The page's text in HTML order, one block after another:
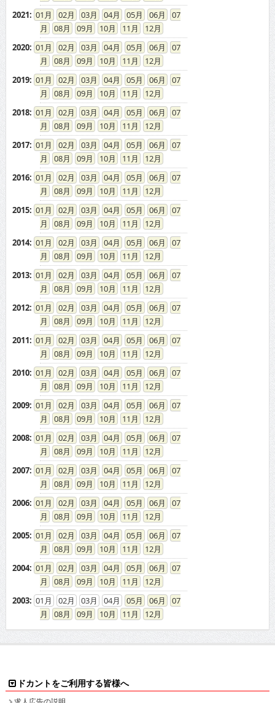
2021: 01 02 03 04 05 06
07
08
09 10 11
12
2020: 01 02 03 04 05 06
07
08
09 10 11
12
2019: 01 02 03 04 05 06
07
08
09 10 11
12
2018: 01 02 03 04 05 06
07
08
09 10 11
12
2017: 01 02 03 04 05 06
07
08
09 10 11
12
2016: 01 02 03 04 05 06
07
08
09 10 11
12
2015: 01 02 03 04 05 06
07
08
09 10 11
12
2014: 01 02 03 04 05 06
07
08
09 10 11
12
2013: 01 02 03 04 05 06
07
08
09 10 11
12
2012: 01 02 03 04 05 06
07
08
09 10 11
12
2011: 01 02 03 04 05 06
07
08
09 10 11
12
2010: 01 02 03 04 05 06
07
08
09 10 11
12
2009: 01 02 03 04 05 06
07
08
09 10 11
12
2008: 01 02 03 04 05 06
07
08
09 10 11
12
2007: 01 02 03 04 05 06
07
08
09 10 11
12
2006: 01 02 03 04 05 06
07
08
09 10 11
12
2005: 01 02 03 04 05 06
07
08
09 10 11
12
2004: 01 02 03 04 05 06
07
08
09 10 11
12
2003: 01 02 03 04 05 06
07
08
09 10 11 12
ドカントをご利用する皆様へ